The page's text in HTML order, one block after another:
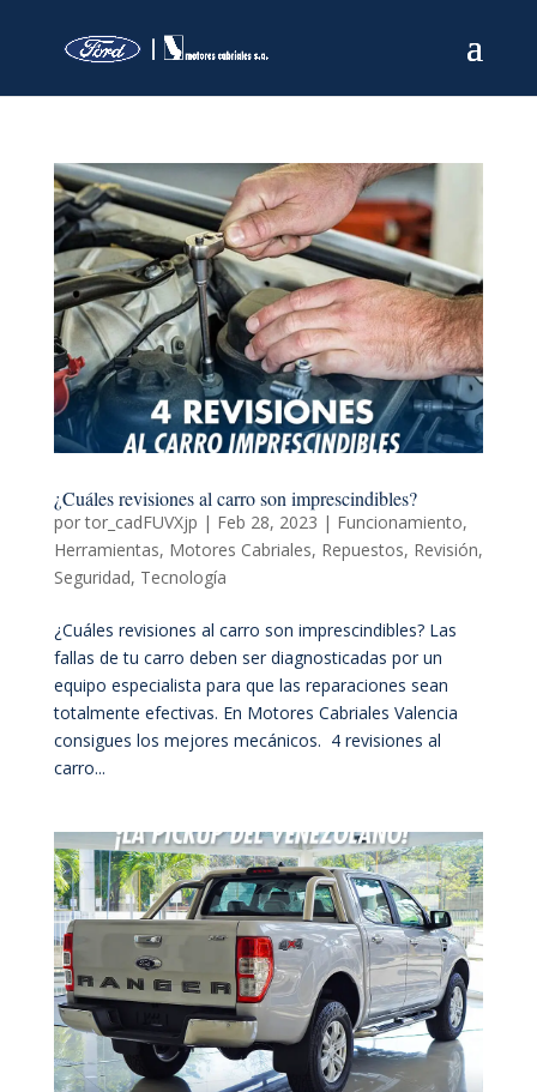
¿Cuáles revisiones al carro son imprescindibles?
portor_cadFUVXjp | Feb 28, 2023 | Funcionamiento,
Herramientas, Motores Cabriales, Repuestos, Revisión,
Seguridad, Tecnología
¿Cuáles revisiones al carro son imprescindibles? Las
fallas de tu carro deben ser diagnosticadas por un
equipo especialista para que las reparaciones sean
totalmente efectivas. En Motores Cabriales Valencia
consigues los mejores mecánicos. 4 revisiones al
carro...